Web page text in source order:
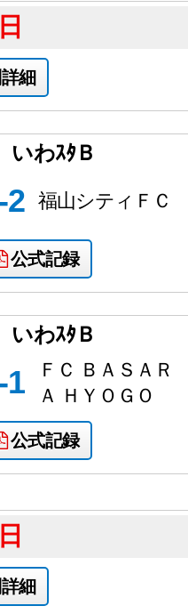
細
わｽﾀＢ
2 福山シティＦＣ
公式記録
わｽﾀＢ
1
ＦＣ ＢＡＳＡＲ
Ａ ＨＹＯＧＯ
公式記録
細